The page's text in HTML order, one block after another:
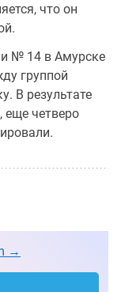
что он
№ 14 в Амурске
группой
В результате
еще четверо
→